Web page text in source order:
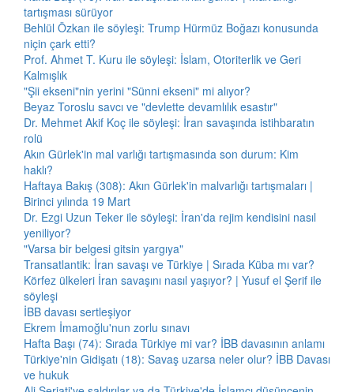
tartışması sürüyor
Behlül Özkan ile söyleşi: Trump Hürmüz Boğazı konusunda
niçin çark etti?
Prof. Ahmet T. Kuru ile söyleşi: İslam, Otoriterlik ve Geri
Kalmışlık
"Şii ekseni"nin yerini "Sünni ekseni" mi alıyor?
Beyaz Toroslu savcı ve "devlette devamlılık esastır"
Dr. Mehmet Akif Koç ile söyleşi: İran savaşında istihbaratın
rolü
Akın Gürlek'in mal varlığı tartışmasında son durum: Kim
haklı?
Haftaya Bakış (308): Akın Gürlek'in malvarlığı tartışmaları |
Birinci yılında 19 Mart
Dr. Ezgi Uzun Teker ile söyleşi: İran'da rejim kendisini nasıl
yeniliyor?
"Varsa bir belgesi gitsin yargıya"
Transatlantik: İran savaşı ve Türkiye | Sırada Küba mı var?
Körfez ülkeleri İran savaşını nasıl yaşıyor? | Yusuf el Şerif ile
söyleşi
İBB davası sertleşiyor
Ekrem İmamoğlu'nun zorlu sınavı
Hafta Başı (74): Sırada Türkiye mi var? İBB davasının anlamı
Türkiye'nin Gidişatı (18): Savaş uzarsa neler olur? İBB Davası
ve hukuk